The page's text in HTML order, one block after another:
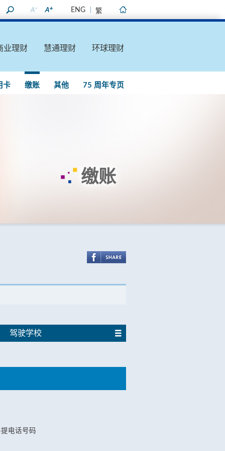
ENG 繁
业理财 慧通理财 环球理财
卡 缴账 其他 75 周年专页
缴账
驾驶学校
电话号码